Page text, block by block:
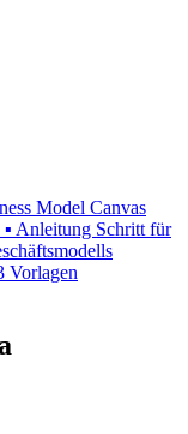
Model Canvas
▪ Anleitung Schritt für
Vorlagen